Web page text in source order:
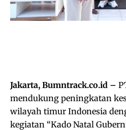
Jakarta, Bumntrack.co.id –
mendukung peningkatan
wilayah timur Indonesia
kegiatan “Kado Natal